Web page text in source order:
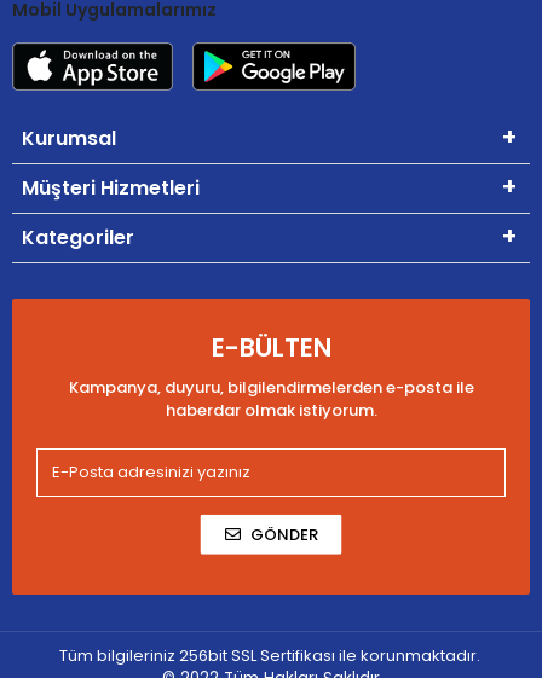
Mobil Uygulamalarımız
Kurumsal
Müşteri Hizmetleri
Kategoriler
E-BÜLTEN
Kampanya, duyuru, bilgilendirmelerden e-posta ile
haberdar olmak istiyorum.
GÖNDER
Tüm bilgileriniz 256bit SSL Sertifikası ile korunmaktadır.